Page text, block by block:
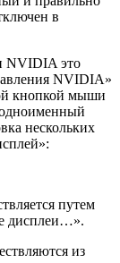
в
NVIDIA это
NVIDIA»
кнопкой мыши
одноименный
нескольких
путем
дисплеи…».
из